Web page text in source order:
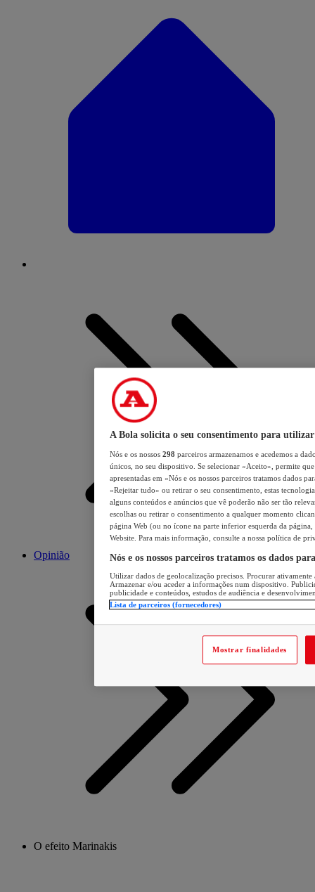
Opinião
O efeito Marinakis
A Bola solicita o seu consentimento para utilizar
Nós e os nossos 298 parceiros armazenamos e acedemos a
únicos, no seu dispositivo. Se selecionar «Aceito», permite
apresentadas em «Nós e os nossos parceiros tratamos dados
«Rejeitar tudo» ou retirar o seu consentimento, estas
alguns conteúdos e anúncios que vê poderão não ser tão
escolhas ou retirar o consentimento a qualquer momento
página Web (ou no ícone na parte inferior esquerda da página,
Website. Para mais informação, consulte a nossa política de
Nós e os nossos parceiros tratamos os dados
Utilizar dados de geolocalização precisos. Procurar
Armazenar e/ou aceder a informações num dispositivo.
publicidade e conteúdos, estudos de audiência e
Lista de parceiros (fornecedores)
Mostrar finalidades